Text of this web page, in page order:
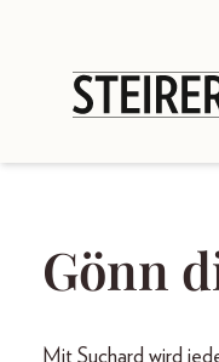
Gönn
Mit Suchard wird